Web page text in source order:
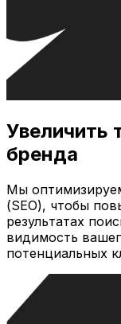
Увеличить
бренда
Мы
(SEO), чтобы
результатах
видимость
потенциальных